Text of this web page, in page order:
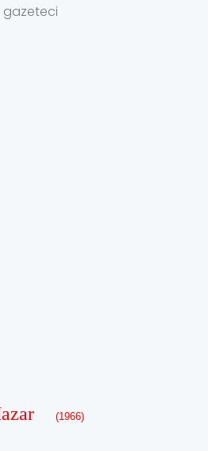
gazeteci
(1966)